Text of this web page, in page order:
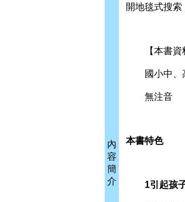
內
容
簡
介
開地毯式搜索
【本書資
國小中、
無注音
本書特色
1引起孩子